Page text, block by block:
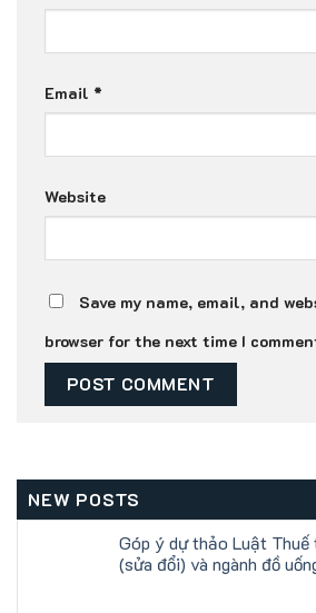
Email *
Website
Save my name, email, and
browser for the next time I
NEW POSTS
Góp ý dự thảo Luật
(sửa đổi) và ngành đồ